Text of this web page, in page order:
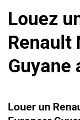
Louez
Renault
Guyane
Louer un